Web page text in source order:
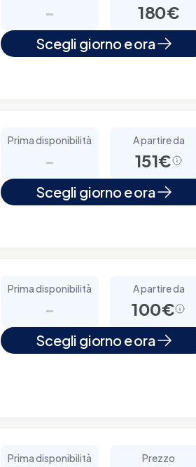
- 180€
Scegli giorno e ora
Prima disponibilità
-
A partire da
151€
Scegli giorno e ora
Prima disponibilità
-
A partire da
100€
Scegli giorno e ora
Prima disponibilità Prezzo